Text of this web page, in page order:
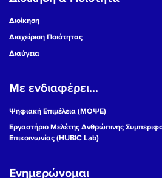
16
17
19
Διοίκηση
Διαχείριση Ποιότητας
Διαύγεια
Με ενδιαφέρει...
Ψηφιακή Επιμέλεια (ΜΟΨΕ)
Εργαστήριο Μελέτης Ανθρώπινης
Επικοινωνίας (HUBIC Lab)
Ενημερώνομαι